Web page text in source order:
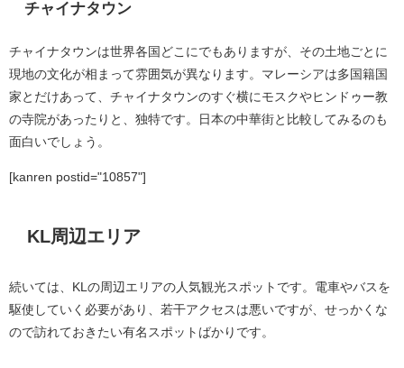
チャイナタウン
チャイナタウンは世界各国どこにでもありますが、その土地ごとに
現地の文化が相まって雰囲気が異なります。マレーシアは多国籍国
家とだけあって、チャイナタウンのすぐ横にモスクやヒンドゥー教
の寺院があったりと、独特です。日本の中華街と比較してみるのも
面白いでしょう。
[kanren postid="10857"]
KL周辺エリア
続いては、KLの周辺エリアの人気観光スポットです。電車やバスを
駆使していく必要があり、若干アクセスは悪いですが、せっかくな
ので訪れておきたい有名スポットばかりです。